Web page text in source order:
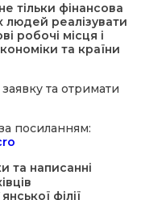
тільки фінансова
реалізувати
робочі місця і
та країни
та отримати
посиланням:
та написанні
філії